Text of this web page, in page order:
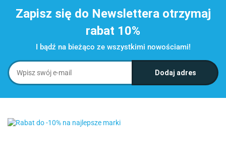
Zapisz się do Newslettera otrzymaj
rabat 10%
I bądź na bieżąco ze wszystkimi nowościami!